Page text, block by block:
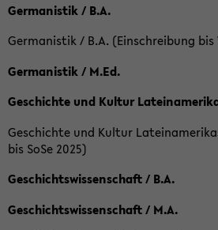
Germanistik / B.A.
Germanistik / B.A. (Einschreibung bis
Germanistik / M.Ed.
Geschichte und Kultur
Geschichte und Kultur
bis SoSe 2025)
Geschichtswissenschaft / B.A.
Geschichtswissenschaft / M.A.